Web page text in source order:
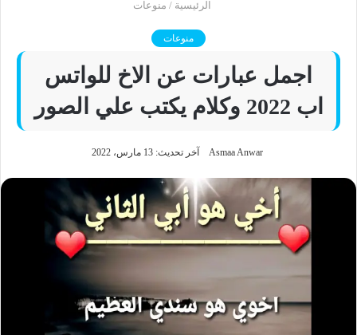
الرئيسية / منوعات
منوعات
اجمل عبارات عن الاخ للواتس
اب 2022 وكلام يكتب علي الصور
Asmaa Anwar آخر تحديث: 13 مارس، 2022